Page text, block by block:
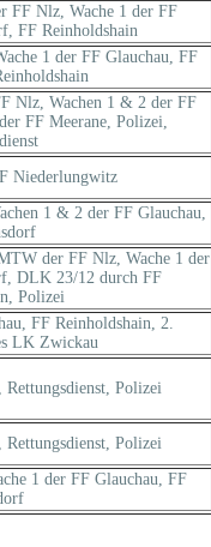
FF Nlz, Wache 1 der FF
FF Reinholdshain
1 der FF Glauchau, FF
Nlz, Wachen 1 & 2 der FF
FF Meerane, Polizei,
Niederlungwitz
1 & 2 der FF Glauchau,
der FF Nlz, Wache 1 der
DLK 23/12 durch FF
Polizei
FF Reinholdshain, 2.
LK Zwickau
Polizei
Polizei
1 der FF Glauchau, FF